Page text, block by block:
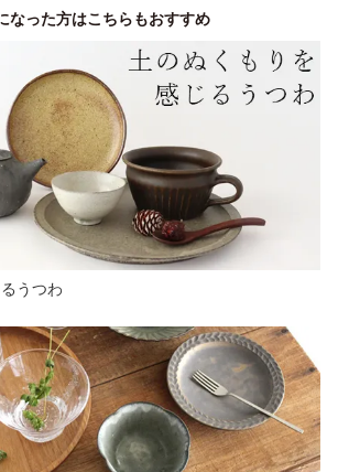
なった方はこちらもおすすめ
うつわ